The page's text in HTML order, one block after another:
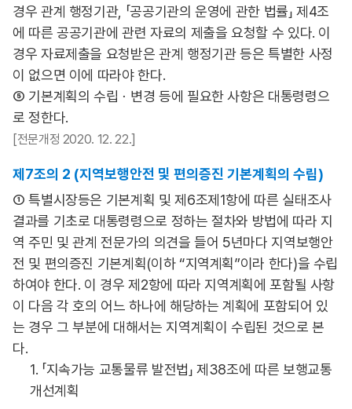
경우 관계 행정기관, 「공공기관의 운영에 관한 법률」 제4조
에 따른 공공기관에 관련 자료의 제출을 요청할 수 있다. 이
경우 자료제출을 요청받은 관계 행정기관 등은 특별한 사정
이 없으면 이에 따라야 한다.
⑤ 기본계획의 수립ㆍ변경 등에 필요한 사항은 대통령령으
로 정한다.
[전문개정 2020. 12. 22.]
제7조의 2 (지역보행안전 및 편의증진 기본계획의 수립)
① 특별시장등은 기본계획 및 제6조제1항에 따른 실태조사
결과를 기초로 대통령령으로 정하는 절차와 방법에 따라 지
역 주민 및 관계 전문가의 의견을 들어 5년마다 지역보행안
전 및 편의증진 기본계획(이하 “지역계획”이라 한다)을 수립
하여야 한다. 이 경우 제2항에 따라 지역계획에 포함될 사항
이 다음 각 호의 어느 하나에 해당하는 계획에 포함되어 있
는 경우 그 부분에 대해서는 지역계획이 수립된 것으로 본
다.
1. 「지속가능 교통물류 발전법」 제38조에 따른 보행교통
개선계획